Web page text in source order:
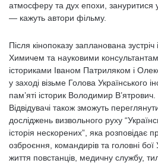
атмосферу та дух епохи, зануритися
— кажуть автори фільму.
Після кінопоказу запланована
Химичем та науковими
істориками Іваном Патриляком і
у заході візьме Голова Українського
пам’яті історик Володимир В’ятрович.
Відвідувачі також зможуть
досліджень визвольного руху
історія нескорених”, яка розповідає
озброєння, командирів та головні
життя повстанців, медичну службу,